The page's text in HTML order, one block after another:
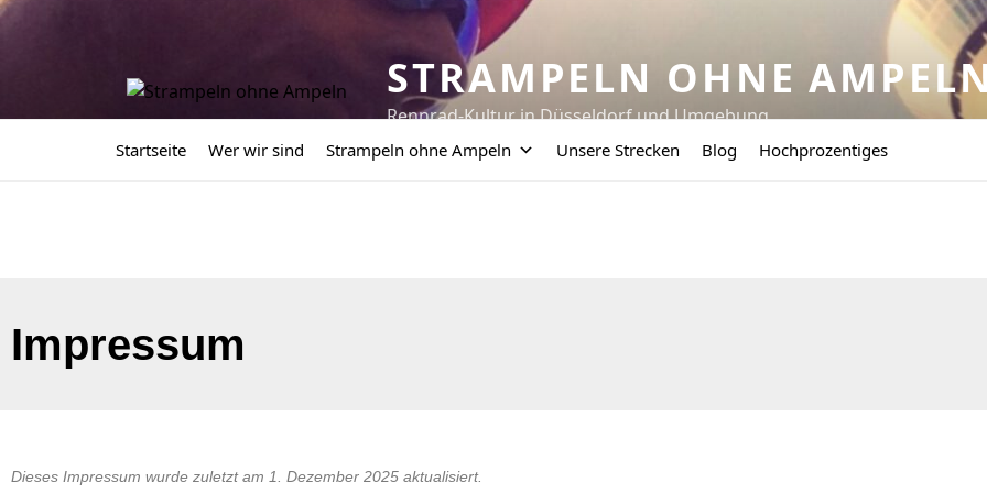
STRAMPELN OHNE
Rennrad-Kultur in Düsseldorf und Umgebung
Startseite Wer wir sind Strampeln ohne Ampeln Unsere Strecken Blog Hochprozentiges
Impressum
Dieses Impressum wurde zuletzt am 1. Dezember 2025 aktualisiert.